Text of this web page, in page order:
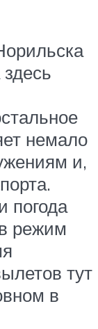
немало
и,
погода
режим
тут
в